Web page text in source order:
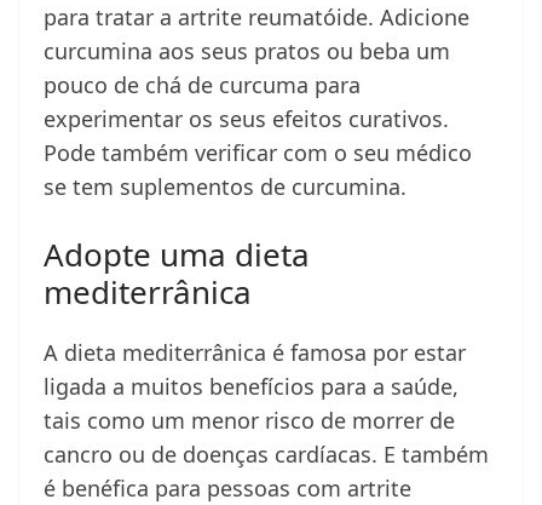
para tratar a artrite reumatóide. Adicione
curcumina aos seus pratos ou beba um
pouco de chá de curcuma para
experimentar os seus efeitos curativos.
Pode também verificar com o seu médico
se tem suplementos de curcumina.
Adopte uma dieta
mediterrânica
A dieta mediterrânica é famosa por estar
ligada a muitos benefícios para a saúde,
tais como um menor risco de morrer de
cancro ou de doenças cardíacas. E também
é benéfica para pessoas com artrite